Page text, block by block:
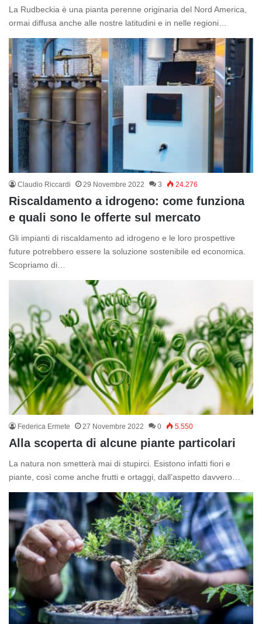
La Rudbeckia è una pianta perenne originaria del Nord America,
ormai diffusa anche alle nostre latitudini e in nelle regioni…
Claudio Riccardi 29 Novembre 2022 3 24.276
Riscaldamento a idrogeno: come funziona
e quali sono le offerte sul mercato
Gli impianti di riscaldamento ad idrogeno e le loro prospettive
future potrebbero essere la soluzione sostenibile ed economica.
Scopriamo di…
Federica Ermete 27 Novembre 2022 0 5.550
Alla scoperta di alcune piante particolari
La natura non smetterà mai di stupirci. Esistono infatti fiori e
piante, così come anche frutti e ortaggi, dall’aspetto davvero…